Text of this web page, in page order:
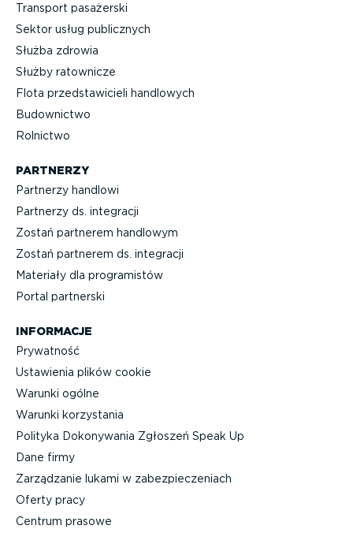
Transport pasażerski
Sektor usług publicznych
Służba zdrowia
Służby ratownicze
Flota przed­sta­wi­cieli handlowych
Budownictwo
Rolnictwo
PARTNERZY
Partnerzy handlowi
Partnerzy ds. integracji
Zostań partnerem handlowym
Zostań partnerem ds. integracji
Materiały dla progra­mistów
Portal partnerski
INFORMACJE
Prywatność
Ustawienia plików cookie
Warunki ogólne
Warunki korzystania
Polityka Dokonywania Zgłoszeń Speak Up
Dane firmy
Zarządzanie lukami w zabez­pie­cze­niach
Oferty pracy
Centrum prasowe